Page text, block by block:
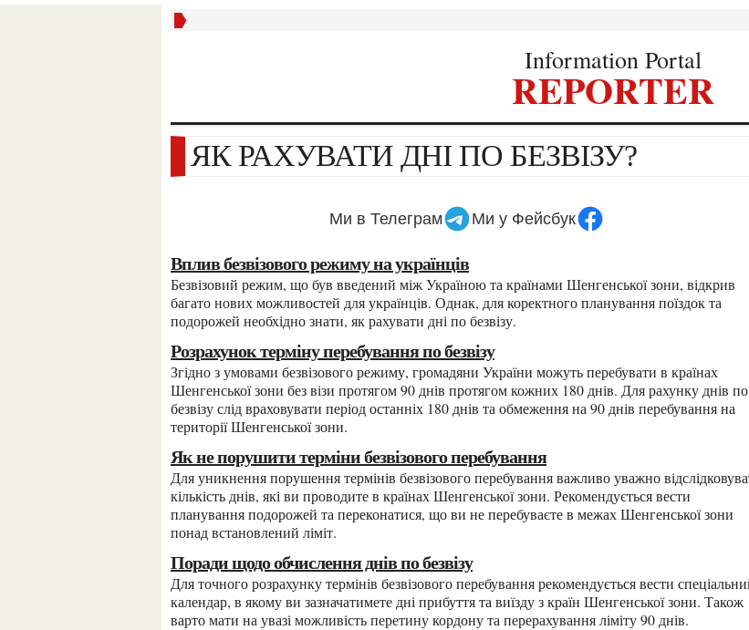
Information Portal
REPORTER
ЯК РАХУВАТИ ДНІ ПО БЕЗВІЗУ?
Ми в Телеграм Ми у Фейсбук
Вплив безвізового режиму на українців
Безвізовий режим, що був введений між Україною та країнами Шенгенської зони, відкрив
багато нових можливостей для українців. Однак, для коректного планування поїздок та
подорожей необхідно знати, як рахувати дні по безвізу.
Розрахунок терміну перебування по безвізу
Згідно з умовами безвізового режиму, громадяни України можуть перебувати в країнах
Шенгенської зони без візи протягом 90 днів протягом кожних 180 днів. Для рахунку днів по
безвізу слід враховувати період останніх 180 днів та обмеження на 90 днів перебування на
території Шенгенської зони.
Як не порушити терміни безвізового перебування
Для уникнення порушення термінів безвізового перебування важливо уважно відслідковувати
кількість днів, які ви проводите в країнах Шенгенської зони. Рекомендується вести
планування подорожей та переконатися, що ви не перебуваєте в межах Шенгенської зони
понад встановлений ліміт.
Поради щодо обчислення днів по безвізу
Для точного розрахунку термінів безвізового перебування рекомендується вести спеціальний
календар, в якому ви зазначатимете дні прибуття та виїзду з країн Шенгенської зони. Також
варто мати на увазі можливість перетину кордону та перерахування ліміту 90 днів.